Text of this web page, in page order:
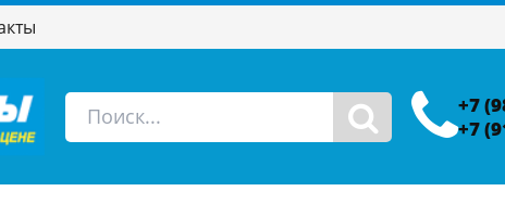
+7
+7